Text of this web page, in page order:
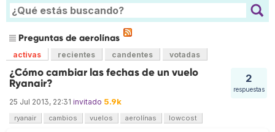
Preguntas de aerolínas
activas recientes candentes votadas
2
respuestas
¿Cómo cambiar las fechas de un vuelo
Ryanair?
25 Jul 2013, 22:31 invitado 5.9k
ryanair cambios vuelos aerolínas lowcost